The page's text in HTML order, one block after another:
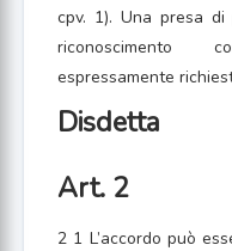
cpv. 1). Una presa di
riconoscimento
espressamente
Disdetta
Art. 2
2 1 L’accordo può